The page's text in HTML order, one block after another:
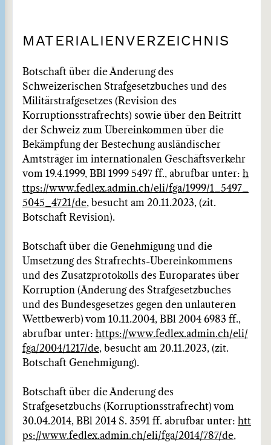
MATERIALIENVERZEICHNIS
Botschaft über die Änderung des
Schweizerischen Strafgesetzbuches und des
Militärstrafgesetzes (Revision des
Korruptionsstrafrechts) sowie über den Beitritt
der Schweiz zum Übereinkommen über die
Bekämpfung der Bestechung ausländischer
Amtsträger im internationalen Geschäftsverkehr
vom 19.4.1999, BBl 1999 5497 ff., abrufbar unter: h
ttps://www.fedlex.admin.ch/eli/fga/1999/1_5497_
5045_4721/de, besucht am 20.11.2023, (zit.
Botschaft Revision).
Botschaft über die Genehmigung und die
Umsetzung des Strafrechts-Übereinkommens
und des Zusatzprotokolls des Europarates über
Korruption (Änderung des Strafgesetzbuches
und des Bundesgesetzes gegen den unlauteren
Wettbewerb) vom 10.11.2004, BBl 2004 6983 ff.,
abrufbar unter: https://www.fedlex.admin.ch/eli/
fga/2004/1217/de, besucht am 20.11.2023, (zit.
Botschaft Genehmigung).
Botschaft über die Änderung des
Strafgesetzbuchs (Korruptionsstrafrecht) vom
30.04.2014, BBl 2014 S. 3591 ff. abrufbar unter: htt
ps://www.fedlex.admin.ch/eli/fga/2014/787/de,